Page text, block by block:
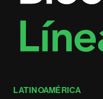
LATINOAMÉRICA